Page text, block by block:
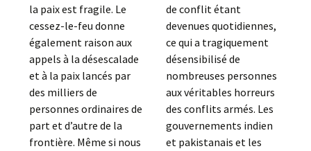
la paix est fragile. Le
cessez-le-feu donne
également raison aux
appels à la désescalade
et à la paix lancés par
des milliers de
personnes ordinaires de
part et d’autre de la
frontière. Même si nous
de conflit étant
devenues quotidiennes,
ce qui a tragiquement
désensibilisé de
nombreuses personnes
aux véritables horreurs
des conflits armés. Les
gouvernements indien
et pakistanais et les